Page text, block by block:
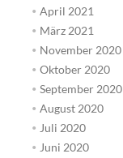
April 2021
März 2021
November 2020
Oktober 2020
September 2020
August 2020
Juli 2020
Juni 2020